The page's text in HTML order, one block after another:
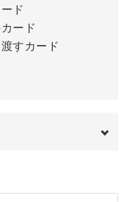
ド
ード
すカード